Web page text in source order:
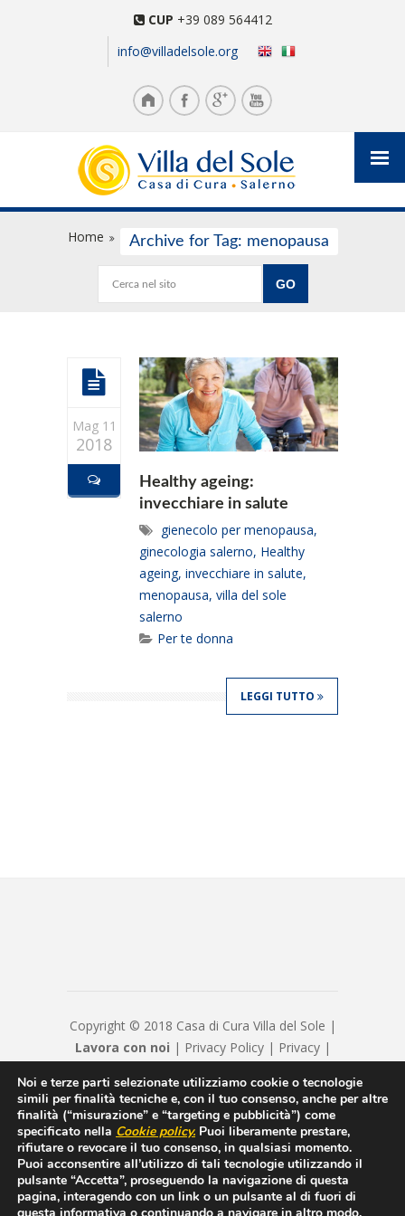
CUP +39 089 564412
info@villadelsole.org
Home Archive for Tag: menopausa
Mag 11
2018
Healthy ageing:
invecchiare in salute
gienecolo per menopausa,
ginecologia salerno, Healthy
ageing, invecchiare in salute,
menopausa, villa del sole
salerno
Per te donna
LEGGI TUTTO
Copyright © 2018 Casa di Cura Villa del Sole |
Lavora con noi | Privacy Policy| Privacy|
Hyppocratica S.P.A. - Casa Di Cura Villa Del
Sole - Cap. Soc. € 120120 - Numero REA IS
208814 - P.IVA/Cod. Fiscale 00550600654 -
hyppocraticaspa@arubapec.it - Sottoposto alla
direzione e coordinamento di ICM Istituto
Clinico Mediterraneo SpA
Noi e terze parti selezionate utilizziamo cookie o tecnologie
simili per finalità tecniche e, con il tuo consenso, anche per altre
finalità (“misurazione” e “targeting e pubblicità”) come
specificato nella Cookie policy. Puoi liberamente prestare,
rifiutare o revocare il tuo consenso, in qualsiasi momento.
Puoi acconsentire all’utilizzo di tali tecnologie utilizzando il
pulsante “Accetta”, proseguendo la navigazione di questa
pagina, interagendo con un link o un pulsante al di fuori di